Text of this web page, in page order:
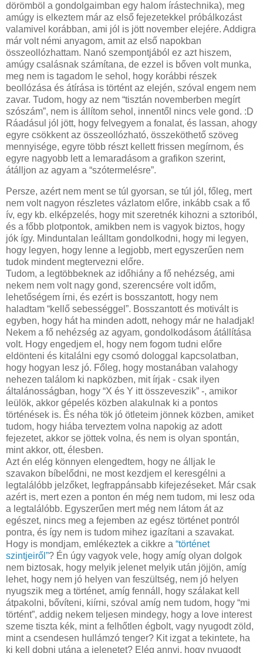
dörömböl a gondolgaimban egy halom írástechnika), meg
amúgy is elkeztem már az első fejezetekkel próbálkozást
valamivel korábban, ami jól is jött november elejére. Addigra
már volt némi anyagom, amit az első napokban
összeollózhattam. Nanó szempontjából ez azt hiszem,
amúgy csalásnak számítana, de ezzel is bőven volt munka,
meg nem is tagadom le sehol, hogy korábbi részek
beollózása és átírása is történt az elején, szóval engem nem
zavar. Tudom, hogy az nem “tisztán novemberben megírt
szószám”, nem is állítom sehol, innentől nincs vele gond. :D
Ráadásul jól jött, hogy felvegyem a fonalat, és lassan, ahogy
egyre csökkent az összeollózható, összeköthető szöveg
mennyisége, egyre több részt kellett frissen megírnom, és
egyre nagyobb lett a lemaradásom a grafikon szerint,
átálljon az agyam a “szótermelésre”.
Persze, azért nem ment se túl gyorsan, se túl jól, főleg, mert
nem volt nagyon részletes vázlatom előre, inkább csak a fő
ív, egy kb. elképzelés, hogy mit szeretnék kihozni a sztoriból,
és a főbb plotpontok, amikben nem is vagyok biztos, hogy
jók így. Minduntalan leálltam gondolkodni, hogy mi legyen,
hogy legyen, hogy lenne a legjobb, mert egyszerűen nem
tudok mindent megtervezni előre.
Tudom, a legtöbbeknek az időhiány a fő nehézség, ami
nekem nem volt nagy gond, szerencsére volt időm,
lehetőségem írni, és ezért is bosszantott, hogy nem
haladtam “kellő sebességgel”. Bosszantott és motivált is
egyben, hogy hát ha minden adott, nehogy már ne haladjak!
Nekem a fő nehézség az agyam, gondolkodásom átállítása
volt. Hogy engedjem el, hogy nem fogom tudni előre
eldönteni és kitalálni egy csomó dologgal kapcsolatban,
hogy hogyan lesz jó. Főleg, hogy mostanában valahogy
nehezen találom ki napközben, mit írjak - csak ilyen
általánosságban, hogy “X és Y itt összeveszik” -, amikor
leülök, akkor gépelés közben alakulnak ki a pontos
történések is. És néha tök jó ötleteim jönnek közben, amiket
tudom, hogy hiába terveztem volna napokig az adott
fejezetet, akkor se jöttek volna, és nem is olyan spontán,
mint akkor, ott, élesben.
Azt én elég könnyen elengedtem, hogy ne álljak le
szavakon bíbelődni, ne most kezdjem el keresgélni a
legtalálóbb jelzőket, legfrappánsabb kifejezéseket. Már csak
azért is, mert ezen a ponton én még nem tudom, mi lesz oda
a legtalálóbb. Egyszerűen mert még nem látom át az
egészet, nincs meg a fejemben az egész történet pontról
pontra, és így nem is tudom mihez igazítani a szavakat.
Hogy is mondjam, emlékeztek a cikkre a “történet
szintjeiről”? Én úgy vagyok vele, hogy amíg olyan dolgok
nem biztosak, hogy melyik jelenet melyik után jöjjön, amíg
lehet, hogy nem jó helyen van feszültség, nem jó helyen
nyugszik meg a történet, amíg fennáll, hogy szálakat kell
átpakolni, bővíteni, kiírni, szóval amíg nem tudom, hogy “mi
történt”, addig nekem teljesen mindegy, hogy a love interest
szeme tiszta kék, mint a felhőtlen égbolt, vagy nyugodt zöld,
mint a csendesen hullámzó tenger? Kit izgat a tekintete, ha
ki kell dobni utána a jelenetet? Elég annyi, hogy nyugodt